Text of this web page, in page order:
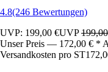
4.8(246 Bewertungen)
UVP: 199,00 €UVP
Unser Preis — 172,00 € *
Versandkosten pro ST